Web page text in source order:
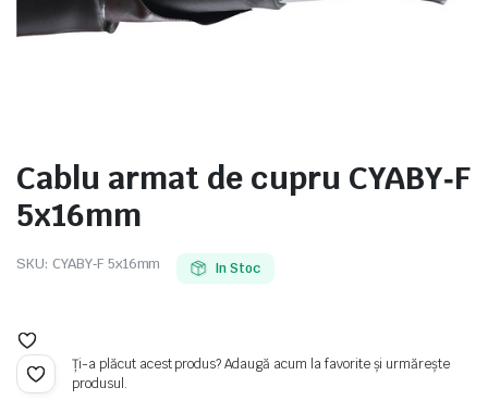
Cablu armat de cupru CYABY‑F
5x16mm
SKU: CYABY‑F 5x16mm In Stoc
Ți-a plăcut acest produs? Adaugă acum la favorite și urmărește
produsul.